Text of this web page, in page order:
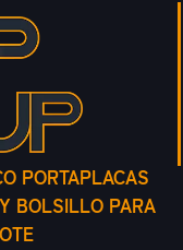
PORTAPLACAS
BOLSILLO PARA